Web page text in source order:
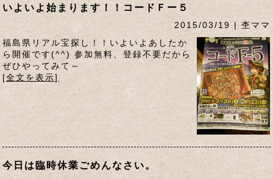
いよいよ始まります！！コードＦー５
2015/03/19 | 杢ママ
福島県リアル宝探し！！いよいよあしたか
ら開催です(^^) 参加無料、登録不要だから
ぜひやってみて～
[全文を表示]
今日は臨時休業ごめんなさい。